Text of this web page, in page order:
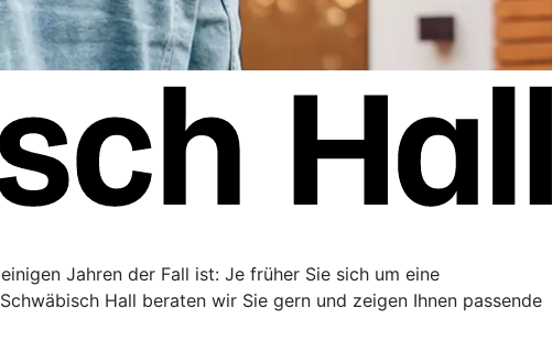
Jahren der Fall ist: Je früher Sie sich um eine
Hall beraten wir Sie gern und zeigen Ihnen passende